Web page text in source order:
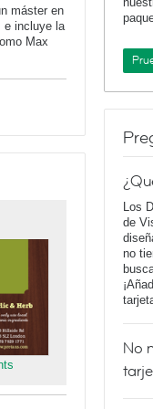
máster en
e incluye la
Max
Los
de
no
No